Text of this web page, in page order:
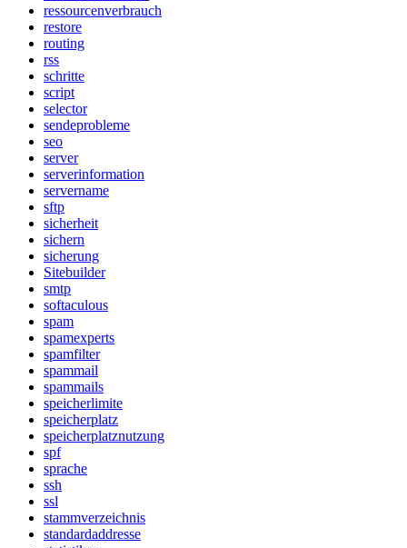
ressourcenverbrauch
restore
routing
rss
schritte
script
selector
sendeprobleme
seo
server
serverinformation
servername
sftp
sicherheit
sichern
sicherung
Sitebuilder
smtp
softaculous
spam
spamexperts
spamfilter
spammail
spammails
speicherlimite
speicherplatz
speicherplatznutzung
spf
sprache
ssh
ssl
stammverzeichnis
standardaddresse